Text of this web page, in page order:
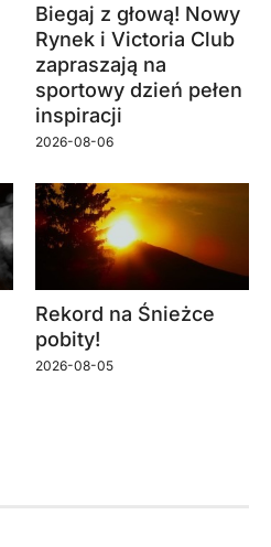
Biegaj z głową! Nowy
Rynek i Victoria Club
zapraszają na
sportowy dzień pełen
inspiracji
2026-08-06
Rekord na Śnieżce
pobity!
2026-08-05